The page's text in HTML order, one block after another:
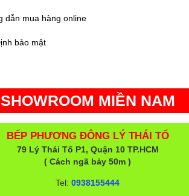
dẫn mua hàng online
bảo mật
SHOWROOM MIỀN NAM
BẾP PHƯƠNG ĐÔNG LÝ THÁI TỔ
79 Lý Thái Tổ P1, Quận 10 TP.HCM
( Cách ngã bảy 50m )
Tel:0938155444